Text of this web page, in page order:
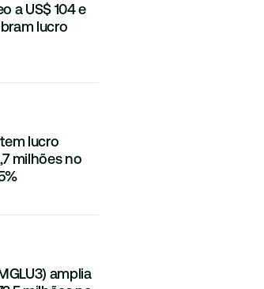
a US$ 104 e
lucro
lucro
milhões no
amplia